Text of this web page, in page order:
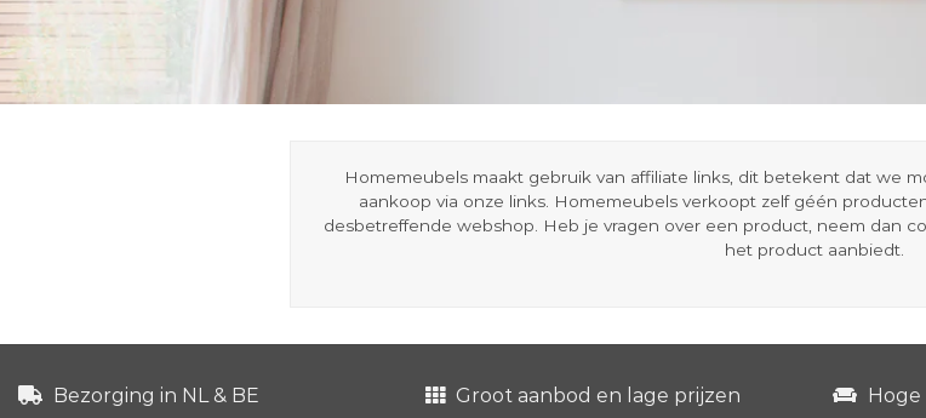
Homemeubels maakt gebruik van affiliate links, dit betekent dat we
aankoop via onze links. Homemeubels verkoopt zelf géén
desbetreffende webshop. Heb je vragen over een product, neem dan
het product aanbiedt.
Bezorging in NL & BE Groot aanbod en lage prijzen